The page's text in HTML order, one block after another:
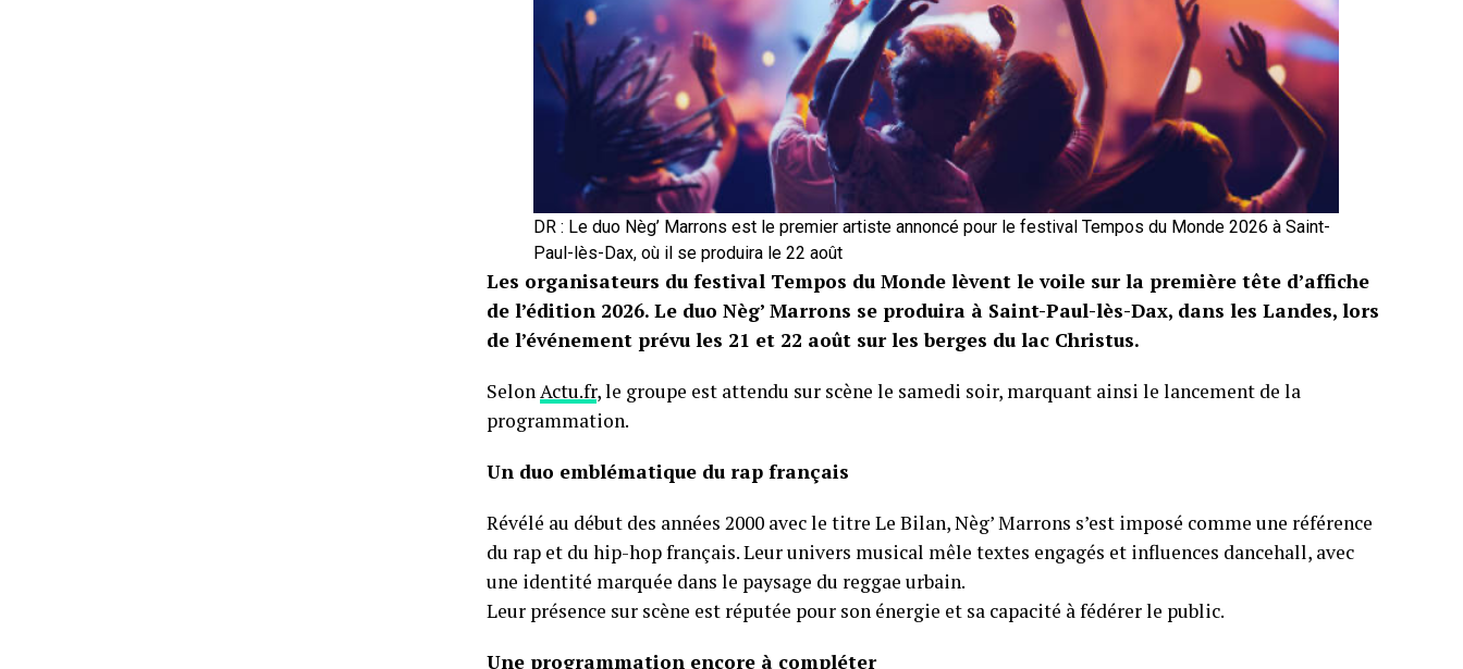
DR : Le duo Nèg’ Marrons est le premier artiste annoncé pour le festival Tempos du Monde 2026 à Saint-
Paul-lès-Dax, où il se produira le 22 août
Les organisateurs du festival Tempos du Monde lèvent le voile sur la première tête d’affiche
de l’édition 2026. Le duo Nèg’ Marrons se produira à Saint-Paul-lès-Dax, dans les Landes, lors
de l’événement prévu les 21 et 22 août sur les berges du lac Christus.
SelonActu.fr, le groupe est attendu sur scène le samedi soir, marquant ainsi le lancement de la
programmation.
Un duo emblématique du rap français
Révélé au début des années 2000 avec le titre Le Bilan, Nèg’ Marrons s’est imposé comme une référence
du rap et du hip-hop français. Leur univers musical mêle textes engagés et influences dancehall, avec
une identité marquée dans le paysage du reggae urbain.
Leur présence sur scène est réputée pour son énergie et sa capacité à fédérer le public.
Une programmation encore à compléter